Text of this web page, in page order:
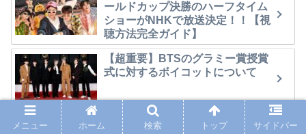
ールドカップ決勝のハーフタイム
ショーがNHKで放送決定！！【視
聴方法完全ガイド】
【超重要】BTSのグラミー賞授賞
式に対するボイコットについて
BT21とマクドナルドのコラボが7
メニュー ホーム 検索 トップ サイドバー